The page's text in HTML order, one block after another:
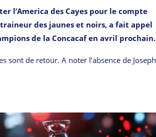
l’America des Cayes pour le compte
des jaunes et noirs, a fait appel
de la Concacaf en avril prochain.
sont de retour. A noter l’absence de Joseph